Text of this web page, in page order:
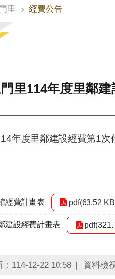
里 經費公告
里114年度里鄰
年度里鄰建設經費第1次
經費計畫表 pdf(63.52
建設經費計畫表
：114-12-22 10:58 資料檢